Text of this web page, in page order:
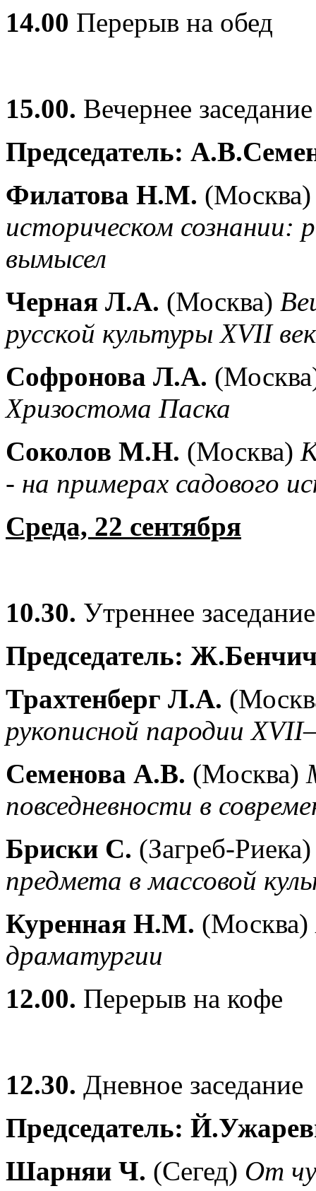
14.00 Перерыв на обед
15.00. Вечернее заседание
Председатель:
Филатова Н.М.
историческом сознании:
вымысел
Черная Л.А. (Москва)
русской культуры XVII
Софронова Л.А.
Хризостома Паска
Соколов М.Н. (Москва)
- на примерах садового
Среда, 22 сентября
10.30. Утреннее заседание
Председатель:
Трахтенберг Л.А.
рукописной пародии
Семенова А.В. (Москва)
повседневности в
Бриски С. (Загреб-
предмета в массовой
Куренная Н.М. (Москва)
драматургии
12.00. Перерыв на кофе
12.30. Дневное заседание
Председатель:
Шарняи Ч. (Сегед) От